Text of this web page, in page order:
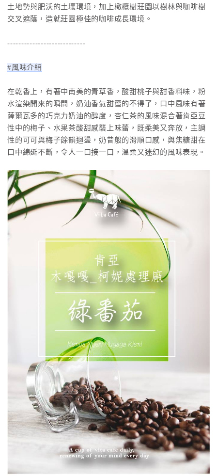
土地勢與肥沃的土壤環境，加上橄欖樹莊園以樹林與咖啡樹
交叉遮蔭，造就莊園極佳的咖啡成長環境。
----------------------------
#風味介紹
在乾香上，有著中南美的青草香，酸甜桃子與甜香料味，粉
水渲染開來的瞬間，奶油香氣甜蜜的不得了，口中風味有著
薩爾瓦多的巧克力奶油的醇度，杏仁茶的風味混合著肯亞豆
性中的梅子、水果茶酸甜感襲上味蕾，既柔美又奔放，主調
性的可可與梅子餘韻迴盪，奶昔般的滑順口感，與焦糖甜在
口中綿延不斷，令人一口接一口，溫柔又迷幻的風味表現。